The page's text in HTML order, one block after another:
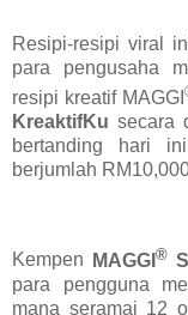
Resipi-resipi viral
para pengusaha
resipi kreatif MAGGI
KreaktifKu secara
bertanding hari
berjumlah
Kempen MAGGI®
para pengguna
mana seramai 12